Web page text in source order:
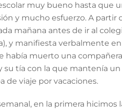
muy bueno hasta que
y mucho esfuerzo. A partir
mañana antes de ir al
y manifiesta verbalmente en
había muerto una compañera
su tía con la que mantenía un
viaje por vacaciones.
en la primera hicimos